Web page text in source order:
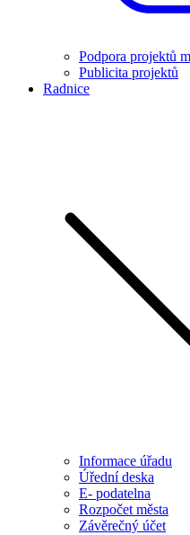
Podpora projektů
Publicita projektů
Radnice
Informace úřadu
Úřední deska
E- podatelna
Rozpočet města
Závěrečný účet